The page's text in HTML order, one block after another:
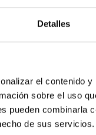
Detalles
el contenido
sobre el uso
pueden combinarla
de sus servicios.
949,00 €